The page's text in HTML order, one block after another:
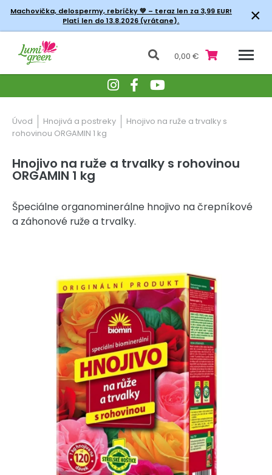
Machovička, delospermy, rebríčky💚 – teraz len za 3,99 EUR!
Platí len do 13.8.2026 (vrátane).
×
0,00 €
Úvod Hnojivá a postreky
Hnojivo na ruže a trvalky s
rohovinou ORGAMIN 1 kg
Hnojivo na ruže a trvalky s rohovinou
ORGAMIN 1 kg
Špeciálne organominerálne hnojivo na črepníkové
a záhonové ruže a trvalky.